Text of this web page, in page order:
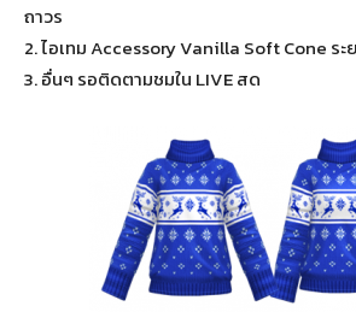
ถาวร
2. ไอเทม Accessory Vanilla Soft Cone ระ
3. อื่นๆ รอติดตามชมใน LIVE สด